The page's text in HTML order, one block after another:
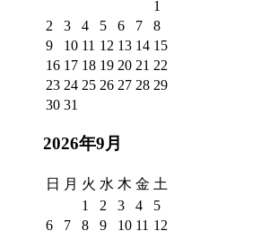
1
2
3 4 5 6 7
8
9
10 11 12 13 14 15
16 17 18 19 20 21 22
23 24 25 26 27 28 29
30 31
2026年9月
日 月 火 水 木 金 土
1
2 3 4
5
6
7 8 9 10 11 12